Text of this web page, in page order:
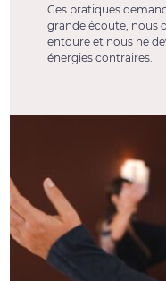
Ces pratiques
grande écoute, nous
entoure et nous ne
énergies contraires.